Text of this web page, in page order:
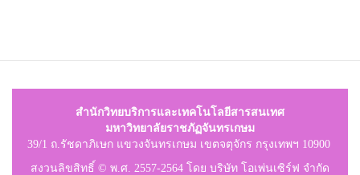
สำนักวิทยบริการและเทคโนโลยีสารสนเทศ
มหาวิทยาลัยราชภัฏจันทรเกษม
39/1 ถ.รัชดาภิเษก แขวงจันทรเกษม เขตจตุจักร กรุงเทพฯ 10900
สงวนลิขสิทธิ์ © พ.ศ. 2557-2564 โดย บริษัท โอเพ่นเซิร์ฟ จำกัด